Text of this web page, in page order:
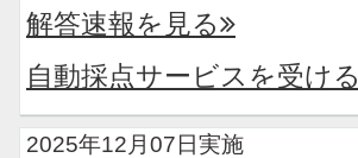
解答速報を見る
自動採点サービスを受ける
2025年12月07日実施